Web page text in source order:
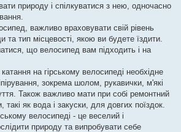
природу і спілкуватися з нею, одночасно
важливо враховувати свій рівень
та тип місцевості, якою ви будете їздити.
що велосипед вам підходить і на
на гірському велосипеді необхідне
зокрема шолом, рукавички, м'які
Також важливо мати при собі ремонтний
такі як вода і закуски, для довгих поїздок.
велосипеді - це веселий і
природу та випробувати себе